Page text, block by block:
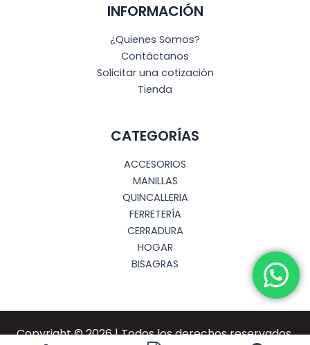
INFORMACIÓN
¿Quienes Somos?
Contáctanos
Solicitar una cotización
Tienda
CATEGORÍAS
ACCESORIOS
MANILLAS
QUINCALLERIA
FERRETERÍA
CERRADURA
HOGAR
BISAGRAS
Copyright © 2026 | Todos los derechos reservados.